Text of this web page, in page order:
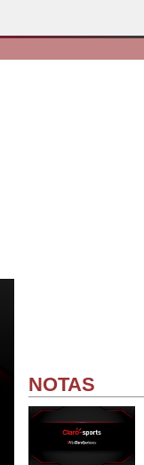
NOTAS